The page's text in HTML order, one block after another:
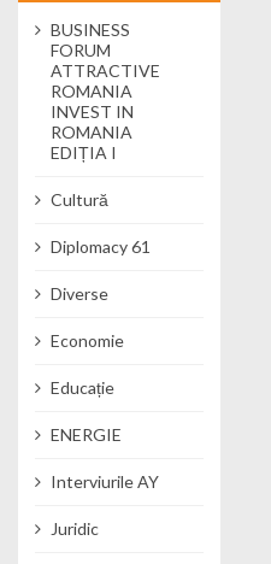
BUSINESS
FORUM
ATTRACTIVE
ROMANIA
INVEST IN
ROMANIA
EDIȚIA I
Cultură
Diplomacy 61
Diverse
Economie
Educație
ENERGIE
Interviurile AY
Juridic